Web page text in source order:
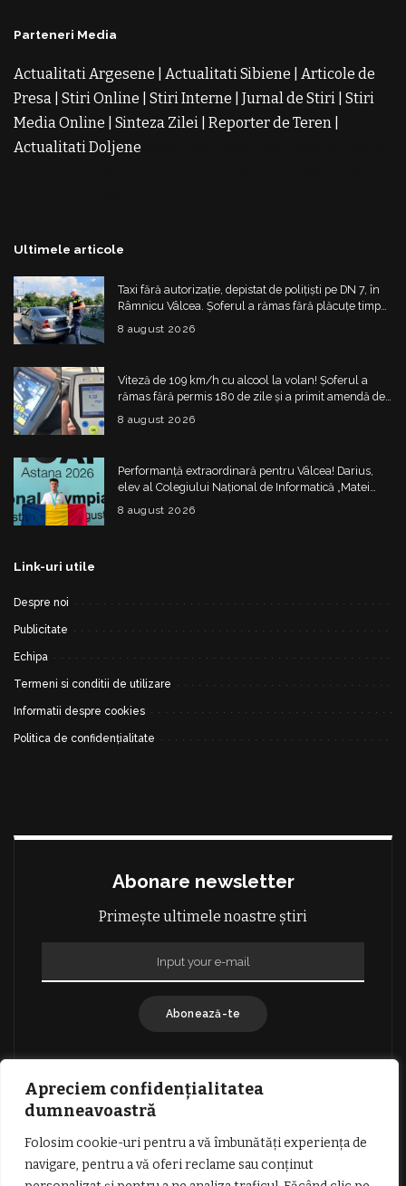
Apreciem confidențialitatea
dumneavoastră
Folosim cookie-uri pentru a vă îmbunătăți experiența de
navigare, pentru a vă oferi reclame sau conținut
Parteneri Media
Actualitati Argesene Actualitati Sibiene
Articole de
Presa Stiri Online Stiri Interne Jurnal de Stiri Stiri
Media Online
Sinteza Zilei Reporter de Teren
Actualitati Doljene
Ultimele articole
Taxi fără autorizație, depistat de polițiști pe DN 7, în
Râmnicu Vâlcea. Șoferul a rămas fără plăcuțe timp
de 6 luni
8 august 2026
Viteză de 109 km/h cu alcool la volan! Șoferul a
rămas fără permis 180 de zile și a primit amendă de
4.325 de lei
8 august 2026
Performanță extraordinară pentru Vâlcea! Darius,
elev al Colegiului Național de Informatică „Matei
Basarab”, a cucerit argintul la Olimpiada
Internațională de Inteligență Artificială
8 august 2026
Link-uri utile
Despre noi
Publicitate
Echipa
Termeni si conditii de utilizare
Informatii despre cookies
Politica de confidențialitate
Abonare newsletter
Primește ultimele noastre știri
Abonează-te
TERMENI SI CONDITII DE UTILIZARE